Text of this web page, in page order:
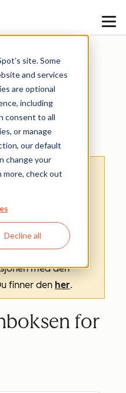
site. Some
and services
are optional
including
consent to all
or manage
our default
change your
more, check out
Decline all
er oversatt av
opprettes
Den engelske
skal regnes
med den
finner den her.
for